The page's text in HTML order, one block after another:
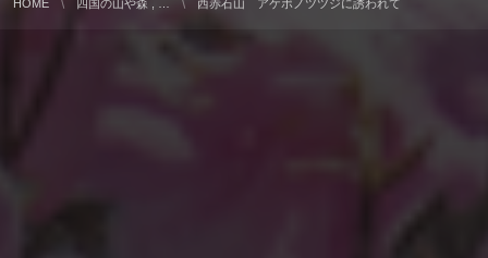
HOME 四国の山や森 , … 西赤石山 アケボノツツジに誘われて